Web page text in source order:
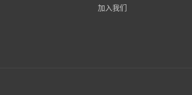
加入我们